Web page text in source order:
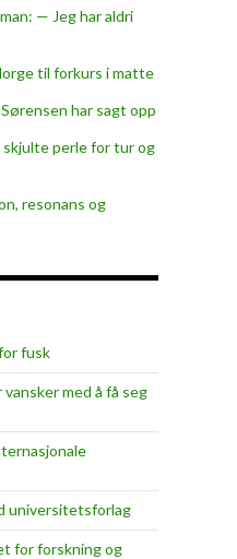
— Jeg har aldri
til forkurs i matte
har sagt opp
perle for tur og
resonans og
fusk
med å få seg
universitetsforlag
for forskning og